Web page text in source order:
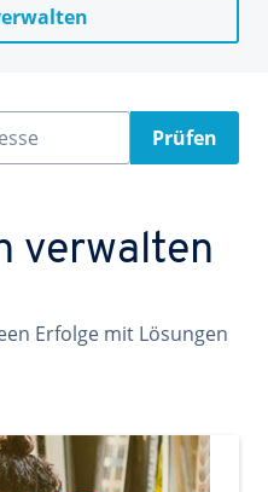
Prüfen
verwalten
Erfolge mit Lösungen